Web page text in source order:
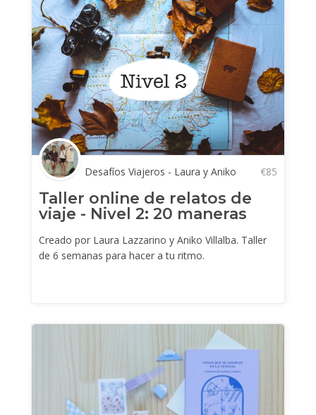
Desafíos Viajeros - Laura y Aniko €85
Taller online de relatos de
viaje - Nivel 2: 20 maneras
Creado por Laura Lazzarino y Aniko Villalba. Taller
de 6 semanas para hacer a tu ritmo.